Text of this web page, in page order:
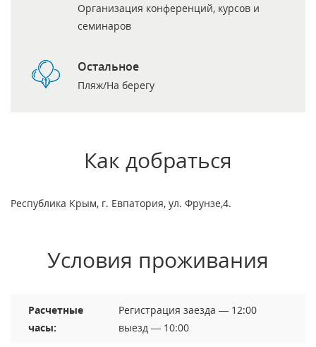
Организация конференций, курсов и
семинаров
Остальное
Пляж/На берегу
Как добраться
Республика Крым, г. Евпатория, ул. Фрунзе,4.
Условия проживания
Расчетные
часы:
Регистрация заезда — 12:00
выезд — 10:00